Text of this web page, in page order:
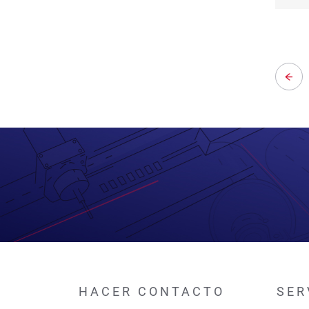
HACER CONTACTO